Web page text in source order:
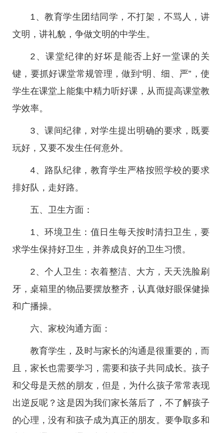
1、教育学生团结同学，不打架，不骂人，讲
文明，讲礼貌，争做文明的中学生。
2、课堂纪律的好坏是能否上好一堂课的关
键，要抓好课堂常规管理，做到“明、细、严”，使
学生在课堂上能集中精力听好课，从而提高课堂教
学效率。
3、课间纪律，对学生提出明确的要求，既要
玩好，又要不发生任何意外。
4、路队纪律，教育学生严格按照学校的要求
排好队，走好路。
五、卫生方面：
1、环境卫生：值日生每天按时清扫卫生，要
求学生保持好卫生，并养成良好的卫生习惯。
2、个人卫生：衣着整洁、大方，天天洗脸刷
牙，桌箱里的物品要摆放整齐，认真做好眼保健操
和广播操。
六、家校沟通方面：
教育学生，及时与家长的沟通是很重要的，而
且，家长也需要学习，需要和孩子共同成长。孩子
和父母是天然的朋友，但是，为什么孩子常常表现
出逆反呢？这是因为我们家长落后了，不了解孩子
的心理，没有和孩子成为真正的朋友。要争取多和